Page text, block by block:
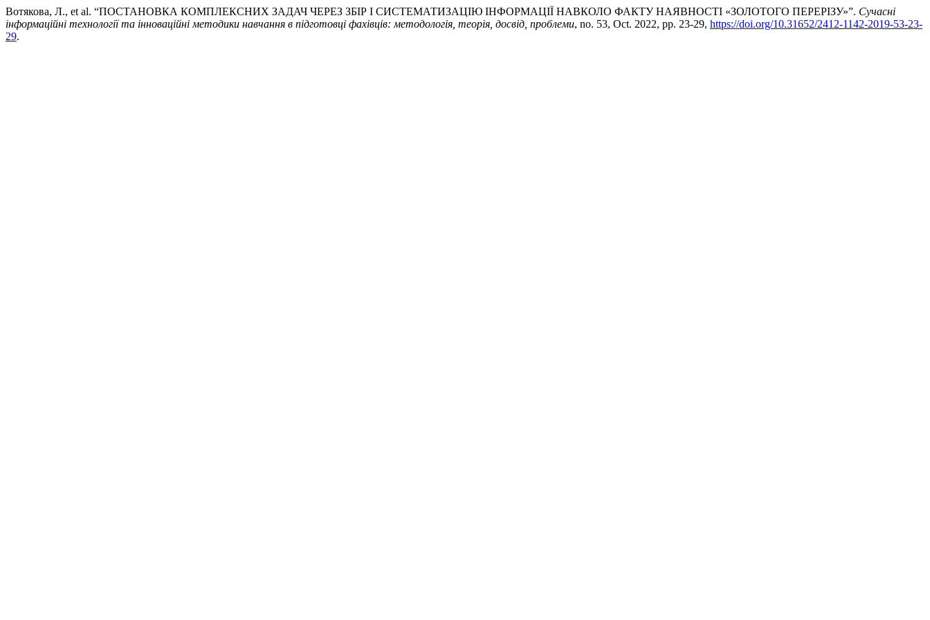
Вотякова, Л., et al. “ПОСТАНОВКА КОМПЛЕКСНИХ ЗАДАЧ ЧЕРЕЗ ЗБІР І СИСТЕМАТИЗАЦІЮ ІНФОРМАЦІЇ НАВКОЛО ФАКТУ НАЯВНОСТІ «ЗОЛОТОГО ПЕРЕРІЗУ»”. Сучасні
інформаційні технології та інноваційні методики навчання в підготовці фахівців: методологія, теорія, досвід, проблеми, no. 53, Oct. 2022, pp. 23-29, https://doi.org/10.31652/2412-1142-2019-53-23-
29.